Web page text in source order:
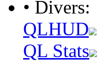
• Divers:
QLHUD
QL Stats